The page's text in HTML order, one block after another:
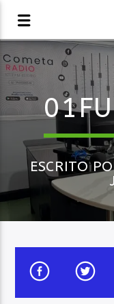
LA COMETA,
ESCRITO